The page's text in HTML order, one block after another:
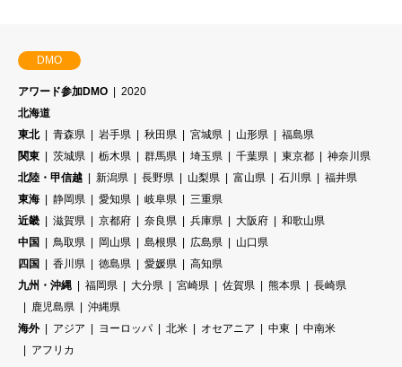
DMO
アワード参加DMO
2020
北海道
東北
青森県 岩手県 秋田県 宮城県 山形県
福島県
関東
茨城県 栃木県 群馬県 埼玉県 千葉県 東京都
神奈川県
北陸・甲信越
新潟県 長野県 山梨県 富山県 石川県
福井県
東海
静岡県 愛知県 岐阜県
三重県
近畿
滋賀県 京都府 奈良県 兵庫県 大阪府
和歌山県
中国
鳥取県 岡山県 島根県 広島県
山口県
四国
香川県 徳島県 愛媛県
高知県
九州・沖縄
福岡県 大分県 宮崎県 佐賀県 熊本県
長崎県
鹿児島県
沖縄県
海外
アジア ヨーロッパ 北米 オセアニア 中東
中南米
アフリカ